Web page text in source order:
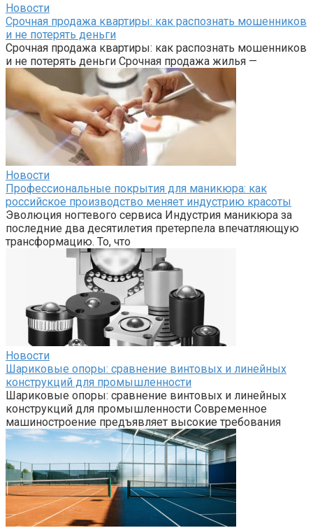
Новости
Срочная продажа квартиры: как распознать мошенников
и не потерять деньги
Срочная продажа квартиры: как распознать мошенников
и не потерять деньги Срочная продажа жилья —
Новости
Профессиональные покрытия для маникюра: как
российское производство меняет индустрию красоты
Эволюция ногтевого сервиса Индустрия маникюра за
последние два десятилетия претерпела впечатляющую
трансформацию. То, что
Новости
Шариковые опоры: сравнение винтовых и линейных
конструкций для промышленности
Шариковые опоры: сравнение винтовых и линейных
конструкций для промышленности Современное
машиностроение предъявляет высокие требования